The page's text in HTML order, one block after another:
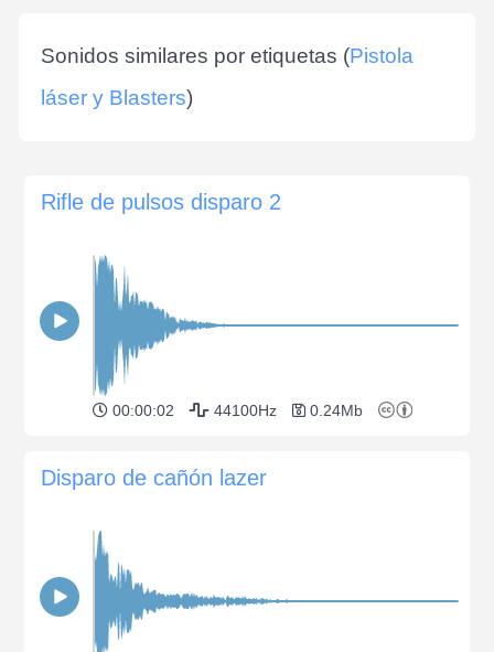
Sonidos similares por etiquetas (Pistola
láser y Blasters)
Rifle de pulsos disparo 2
00:00:02 44100Hz 0.24Mb
Disparo de cañón lazer